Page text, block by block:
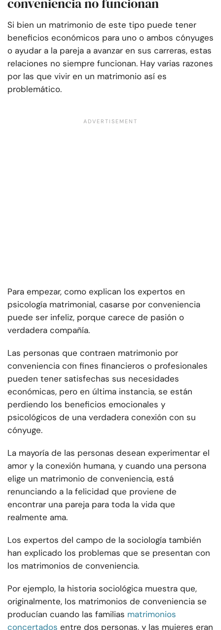
conveniencia no funcionan
Si bien un matrimonio de este tipo puede tener
beneficios económicos para uno o ambos cónyuges
o ayudar a la pareja a avanzar en sus carreras, estas
relaciones no siempre funcionan. Hay varias razones
por las que vivir en un matrimonio así es
problemático.
Para empezar, como explican los expertos en
psicología matrimonial, casarse por conveniencia
puede ser infeliz, porque carece de pasión o
verdadera compañía.
Las personas que contraen matrimonio por
conveniencia con fines financieros o profesionales
pueden tener satisfechas sus necesidades
económicas, pero en última instancia, se están
perdiendo los beneficios emocionales y
psicológicos de una verdadera conexión con su
cónyuge.
La mayoría de las personas desean experimentar el
amor y la conexión humana, y cuando una persona
elige un matrimonio de conveniencia, está
renunciando a la felicidad que proviene de
encontrar una pareja para toda la vida que
realmente ama.
Los expertos del campo de la sociología también
han explicado los problemas que se presentan con
los matrimonios de conveniencia.
Por ejemplo, la historia sociológica muestra que,
originalmente, los matrimonios de conveniencia se
producían cuando las familias matrimonios
concertados entre dos personas, y las mujeres eran